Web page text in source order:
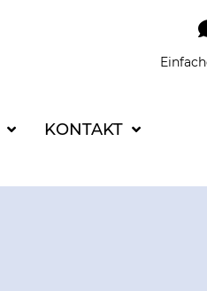
KONTAKT